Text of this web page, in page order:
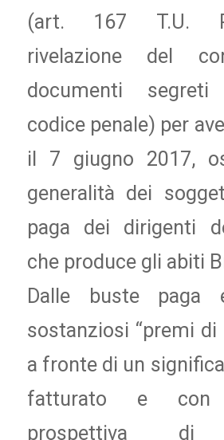
(art. 167 T.U.
rivelazione del
documenti
codice penale) per
il 7 giugno 2017,
generalità dei
paga dei dirigenti
che produce gli abiti
Dalle buste paga
sostanziosi “premi di
a fronte di un
fatturato e
prospettiva di